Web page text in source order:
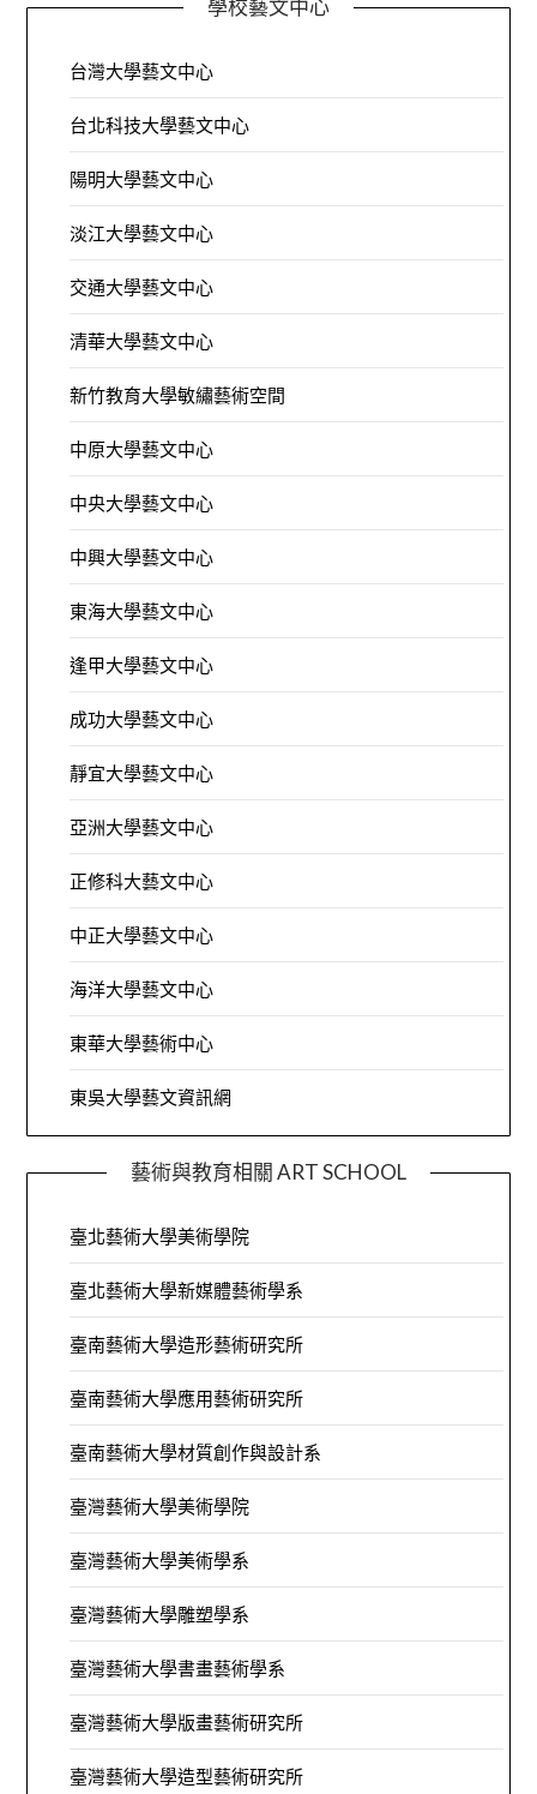
學校藝文中心
台灣大學藝文中心
台北科技大學藝文中心
陽明大學藝文中心
淡江大學藝文中心
交通大學藝文中心
清華大學藝文中心
新竹教育大學敏繡藝術空間
中原大學藝文中心
中央大學藝文中心
中興大學藝文中心
東海大學藝文中心
逢甲大學藝文中心
成功大學藝文中心
靜宜大學藝文中心
亞洲大學藝文中心
正修科大藝文中心
中正大學藝文中心
海洋大學藝文中心
東華大學藝術中心
東吳大學藝文資訊網
藝術與教育相關 ART SCHOOL
臺北藝術大學美術學院
臺北藝術大學新媒體藝術學系
臺南藝術大學造形藝術研究所
臺南藝術大學應用藝術研究所
臺南藝術大學材質創作與設計系
臺灣藝術大學美術學院
臺灣藝術大學美術學系
臺灣藝術大學雕塑學系
臺灣藝術大學書畫藝術學系
臺灣藝術大學版畫藝術研究所
臺灣藝術大學造型藝術研究所